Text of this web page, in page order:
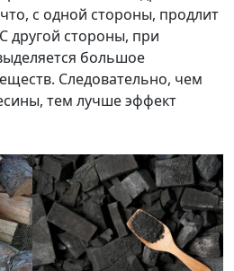
с одной стороны, продлит
другой стороны, при
большое
Следовательно, чем
тем лучше эффект